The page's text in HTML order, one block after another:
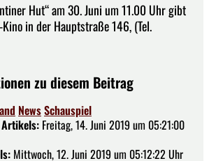
Hut“ am 30. Juni um 11.00 Uhr gibt
in der Hauptstraße 146, (Tel.
zu diesem Beitrag
NewsSchauspiel
Freitag, 14. Juni 2019 um 05:21:00
Mittwoch, 12. Juni 2019 um 05:12:22 Uhr